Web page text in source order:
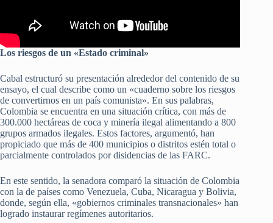
Los riesgos de un «Estado criminal»
Cabal estructuró su presentación alrededor del contenido de su
ensayo, el cual describe como un «cuaderno sobre los riesgos
de convertirnos en un país comunista». En sus palabras,
Colombia se encuentra en una situación crítica, con más de
300.000 hectáreas de coca y minería ilegal alimentando a 800
grupos armados ilegales. Estos factores, argumentó, han
propiciado que más de 400 municipios o distritos estén total o
parcialmente controlados por disidencias de las FARC.
En este sentido, la senadora comparó la situación de Colombia
con la de países como Venezuela, Cuba, Nicaragua y Bolivia,
donde, según ella, «gobiernos criminales transnacionales» han
logrado instaurar regímenes autoritarios.